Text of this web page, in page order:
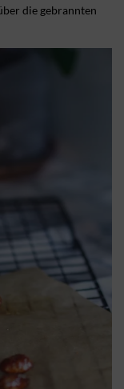
die gebrannten